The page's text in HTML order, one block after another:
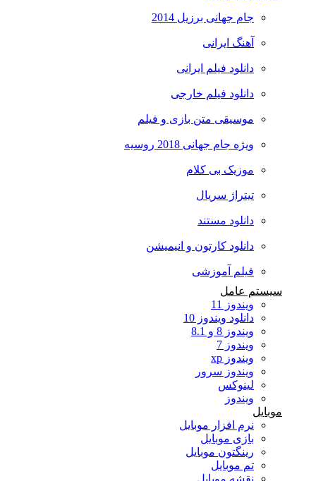
جام جهانی برزیل 2014
آهنگ ایرانی
دانلود فیلم ایرانی
دانلود فیلم خارجی
موسیقی متن بازی و فیلم
ویژه جام جهانی 2018 روسیه
موزیک بی کلام
تیتراژ سریال
دانلود مستند
دانلود کارتون و انیمیشن
فیلم آموزشی
سیستم عامل
ویندوز 11
دانلود ویندوز 10
ویندوز 8 و 8.1
ویندوز 7
ویندوز xp
ویندوز سرور
لینوکس
ویندوز
موبایل
نرم افزار موبایل
بازی موبایل
رینگتون موبایل
تم موبایل
نقشه موبایل